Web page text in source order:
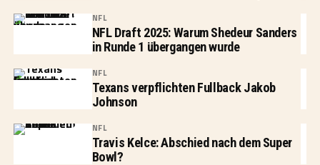
NFL
NFL Draft 2025: Warum Shedeur Sanders
in Runde 1 übergangen wurde
NFL
Texans verpflichten Fullback Jakob
Johnson
NFL
Travis Kelce: Abschied nach dem Super
Bowl?